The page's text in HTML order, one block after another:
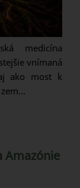
medicína
vnímaná
ako most k
Amazónie